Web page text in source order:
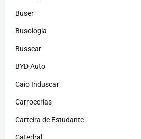
Buser
Busologia
Busscar
BYD Auto
Caio Induscar
Carrocerias
Carteira de Estudante
Catedral